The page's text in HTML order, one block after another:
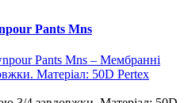
Pants Mns